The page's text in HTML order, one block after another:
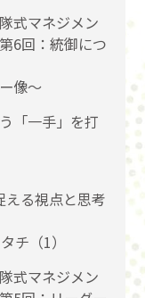
式マネジメン
6回：統御につ
像〜
「一手」を打
える視点と思考
チ（1）
式マネジメン